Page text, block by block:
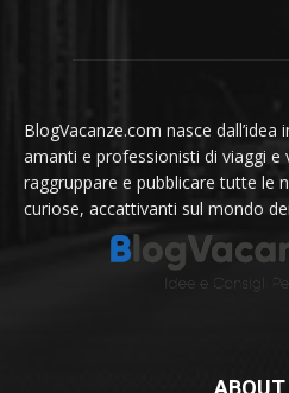
BlogVacanze.com nasce
amanti e professionisti di viaggi e
raggruppare e pubblicare tutte le
curiose, accattivanti sul mondo
ABOUT